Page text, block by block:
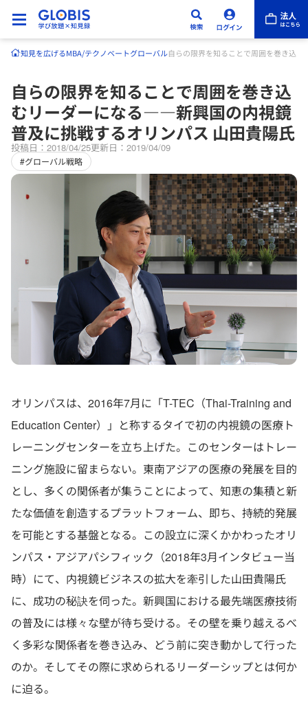
知見を広げるMBA/テクノベートグローバル自らの限界を知ることで周囲を巻き込
自らの限界を知ることで周囲を巻き込
むリーダーになる――新興国の内視鏡
普及に挑戦するオリンパス 山田貴陽氏
投稿日：2018/04/25更新日：2019/04/09
#グローバル戦略
オリンパスは、2016年7月に「T-TEC（Thai-Training and
Education Center）」と称するタイで初の内視鏡の医療ト
レーニングセンターを立ち上げた。このセンターはトレー
ニング施設に留まらない。東南アジアの医療の発展を目的
とし、多くの関係者が集うことによって、知恵の集積と新
たな価値を創造するプラットフォーム、即ち、持続的発展
を可能とする基盤となる。この設立に深くかかわったオリ
ンパス・アジアパシフィック（2018年3月インタビュー当
時）にて、内視鏡ビジネスの拡大を牽引した山田貴陽氏
に、成功の秘訣を伺った。新興国における最先端医療技術
の普及には様々な壁が待ち受ける。その壁を乗り越えるべ
く多彩な関係者を巻き込み、どう前に突き動かして行った
のか。そしてその際に求められるリーダーシップとは何か
に迫る。